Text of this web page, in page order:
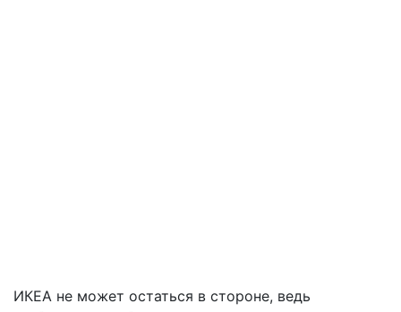
ИКЕА не может остаться в стороне, ведь